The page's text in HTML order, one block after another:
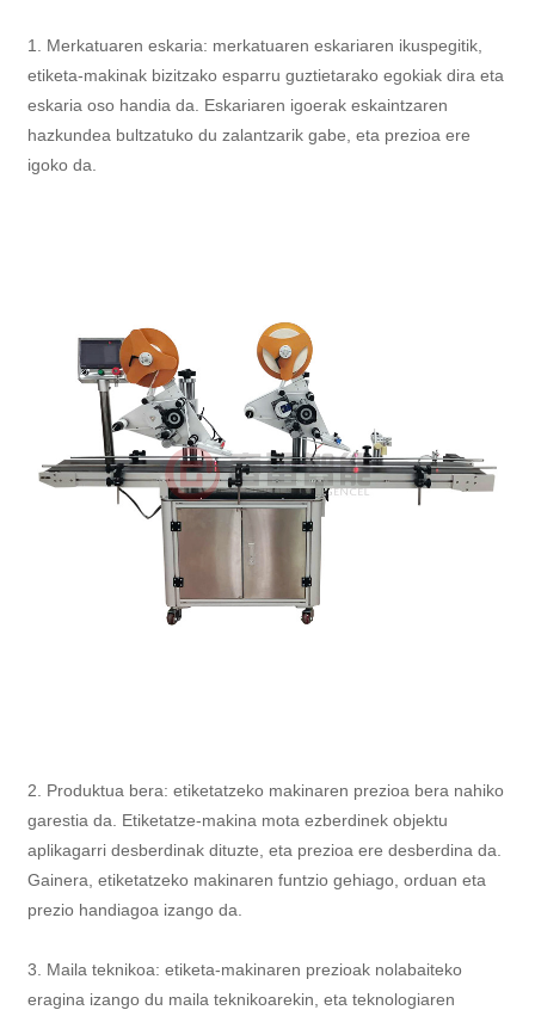
1. Merkatuaren eskaria: merkatuaren eskariaren ikuspegitik,
etiketa-makinak bizitzako esparru guztietarako egokiak dira eta
eskaria oso handia da. Eskariaren igoerak eskaintzaren
hazkundea bultzatuko du zalantzarik gabe, eta prezioa ere
igoko da.
2. Produktua bera: etiketatzeko makinaren prezioa bera nahiko
garestia da. Etiketatze-makina mota ezberdinek objektu
aplikagarri desberdinak dituzte, eta prezioa ere desberdina da.
Gainera, etiketatzeko makinaren funtzio gehiago, orduan eta
prezio handiagoa izango da.
3. Maila teknikoa: etiketa-makinaren prezioak nolabaiteko
eragina izango du maila teknikoarekin, eta teknologiaren